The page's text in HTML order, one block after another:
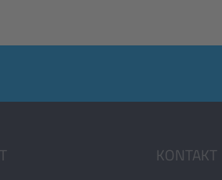
KONTAKT